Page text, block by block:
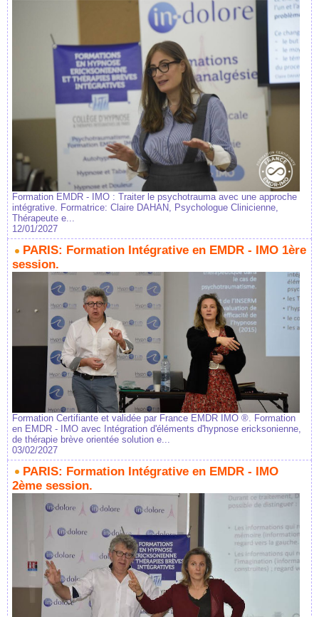
Formation EMDR - IMO : Traiter le psychotrauma avec une approche
intégrative. Formatrice: Claire DAHAN, Psychologue Clinicienne,
Thérapeute e...
12/01/2027
PARIS: Formation Intégrative en EMDR - IMO 1ère
session.
Formation Certifiante et validée par France EMDR IMO ®. Formation
en EMDR - IMO avec Intégration d'éléments d'hypnose ericksonienne,
de thérapie brève orientée solution e...
03/02/2027
PARIS: Formation Intégrative en EMDR - IMO
2ème session.